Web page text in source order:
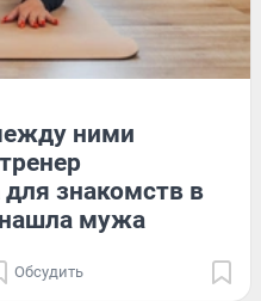
ними
знакомств в
нашла мужа
Обсудить